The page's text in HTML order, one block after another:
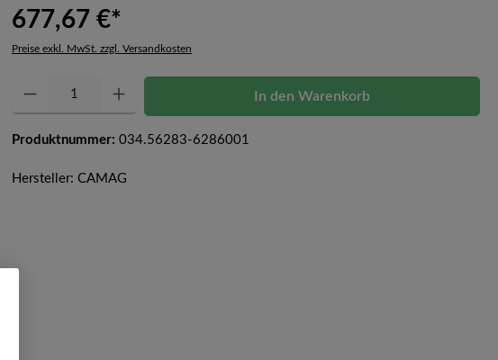
677,67 €*
Preise exkl. MwSt. zzgl. Versandkosten
Produkt Anzahl: Gib den gewünschten Wert ein oder benutze die Schaltflächen um die Anzahl zu
In den Warenkorb
Produktnummer: 034.56283-6286001
Hersteller: CAMAG